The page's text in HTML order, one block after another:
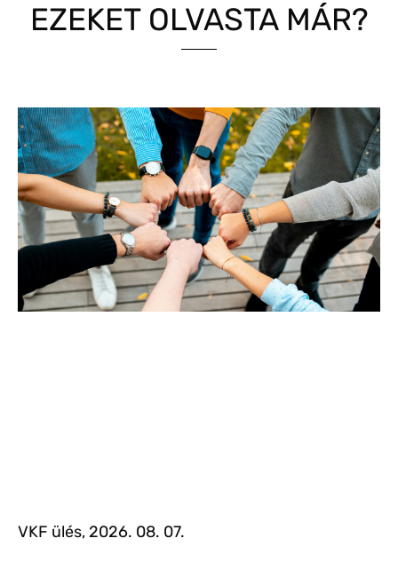
EZEKET OLVASTA MÁR?
VKF ülés, 2026. 08. 07.